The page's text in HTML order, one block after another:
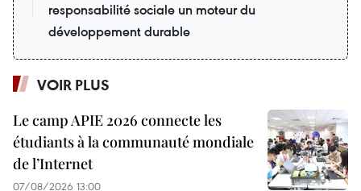
responsabilité sociale un moteur du
développement durable
VOIR PLUS
Le camp APIE 2026 connecte les
étudiants à la communauté mondiale
de l’Internet
07/08/2026 13:00